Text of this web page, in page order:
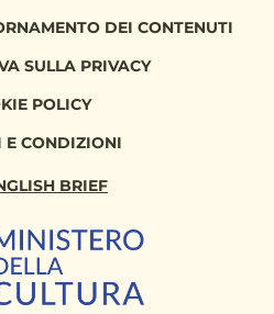
DEI CONTENUTI
SULLA PRIVACY
POLICY
E CONDIZIONI
BRIEF